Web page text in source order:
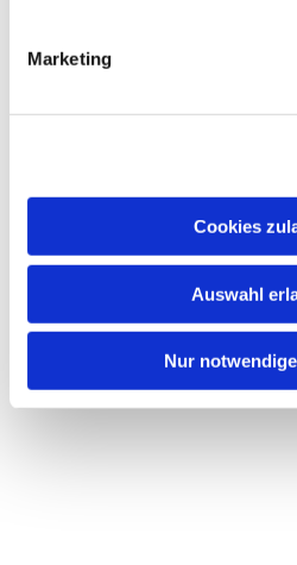
Marketing
Cookies
Auswahl
Nur